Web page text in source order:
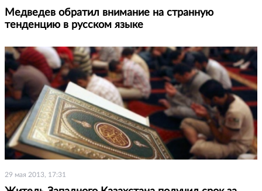
Медведев обратил внимание на странную
тенденцию в русском языке
29 мая 2013, 17:31